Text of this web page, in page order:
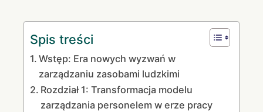
Spis treści
Wstęp: Era nowych wyzwań w
zarządzaniu zasobami ludzkimi
Rozdział 1: Transformacja modelu
zarządzania personelem w erze pracy